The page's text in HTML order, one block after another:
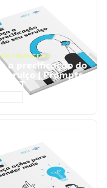
FINANCEIRA
a precificação do
serviço | Prompts